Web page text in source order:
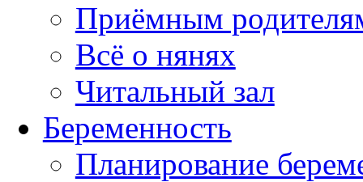
Приёмным
Всё о нянях
Читальный зал
Беременность
Планирование